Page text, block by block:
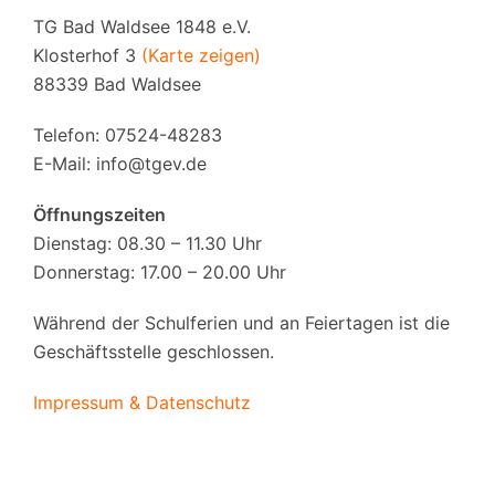
TG Bad Waldsee 1848 e.V.
Klosterhof 3 (Karte zeigen)
88339 Bad Waldsee
Telefon: 07524-48283
E-Mail: info@tgev.de
Öffnungszeiten
Dienstag: 08.30 – 11.30 Uhr
Donnerstag: 17.00 – 20.00 Uhr
Während der Schulferien und an Feiertagen ist die
Geschäftsstelle geschlossen.
Impressum & Datenschutz